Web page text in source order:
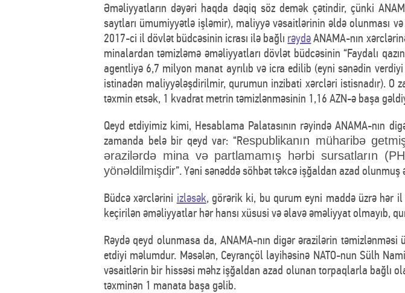
Əməliyyatların dəyəri haqda dəqiq söz demək çətindir, çünki
saytları ümumiyyətlə işləmir), maliyyə vəsaitlərinin əldə olunması
2017-ci il dövlət büdcəsinin icrası ilə bağlı rəydəANAMA-nın
minalardan təmizləmə əməliyyatları dövlət büdcəsinin “Faydalı
agentliyə 6,7 milyon manat ayrılıb və icra edilib (eyni sənədin
istinadən maliyyələşdirilmir, qurumun inzibati xərcləri istisnadır). O
təxmin etsək, 1 kvadrat metrin təmizlənməsinin 1,16 AZN-ə başa
Qeyd etdiyimiz kimi, Hesablama Palatasının rəyində ANAMA-nın
zamanda belə bir qeyd var: “Respublikanın müharibə
ərazilərdə mina və partlamamış hərbi sursatların
yönəldilmişdir”. Yəni sənəddə söhbət təkcə işğaldan azad olunmuş
Büdcə xərclərini izləsək, görərik ki, bu qurum eyni maddə üzrə hər il
keçirilən əməliyyatlar hər hansı xüsusi və əlavə əməliyyat olmayıb,
Rəydə qeyd olunmasa da, ANAMA-nın digər ərazilərin
etdiyi məlumdur. Məsələn, Ceyrançöl layihəsinə NATO-nun Sülh
vəsaitlərin bir hissəsi məhz işğaldan azad olunan torpaqlarla bağlı
təxminən 1 manata başa gəlib.